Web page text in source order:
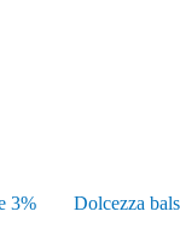
3%
Dolcezza